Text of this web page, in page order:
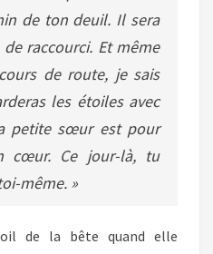
de ton deuil. Il sera
raccourci. Et même
de route, je sais
les étoiles avec
petite sœur est pour
cœur. Ce jour-là, tu
même. »
de la bête quand elle